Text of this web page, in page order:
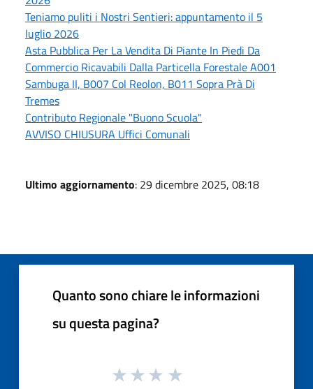
Teniamo puliti i Nostri Sentieri: appuntamento il 5
luglio 2026
Asta Pubblica Per La Vendita Di Piante In Piedi Da
Commercio Ricavabili Dalla Particella Forestale A001
Sambuga II, B007 Col Reolon, B011 Sopra Prà Di
Tremes
Contributo Regionale "Buono Scuola"
AVVISO CHIUSURA Uffici Comunali
Ultimo aggiornamento: 29 dicembre 2025, 08:18
Quanto sono chiare le informazioni
su questa pagina?